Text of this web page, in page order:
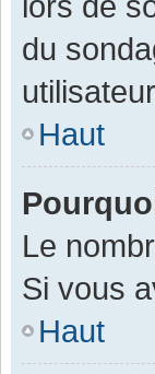
du
Haut
Le
Si vous
Haut